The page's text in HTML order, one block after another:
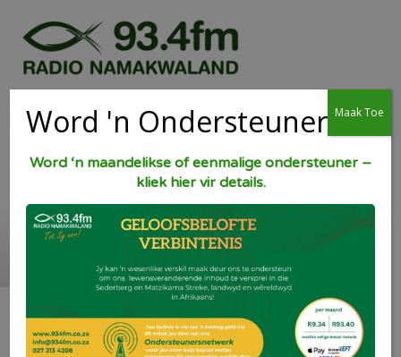
Kerrievis
Word 'n Ondersteuner
Word ‘n maandelikse of eenmalige ondersteuner –
kliek hier vir details.
Maak Toe